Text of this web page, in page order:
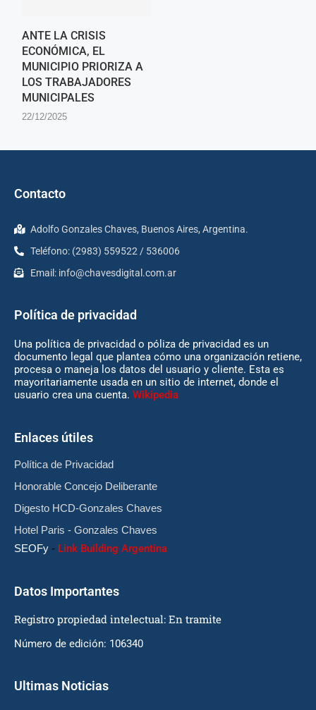
ANTE LA CRISIS
ECONÓMICA, EL
MUNICIPIO PRIORIZA A
LOS TRABAJADORES
MUNICIPALES
22/12/2025
Contacto
Adolfo Gonzales Chaves, Buenos Aires, Argentina.
Teléfono: (2983) 559522 / 536006
Email: info@chavesdigital.com.ar
Política de privacidad
Una política de privacidad o póliza de privacidad es un
documento legal que plantea cómo una organización retiene,
procesa o maneja los datos del usuario y cliente. Esta es
mayoritariamente usada en un sitio de internet, donde el
usuario crea una cuenta. Wikipedia
Enlaces útiles
Política de Privacidad
Honorable Concejo Deliberante
Digesto HCD-Gonzales Chaves
Hotel Paris - Gonzales Chaves
SEOFy - Link Building Argentina
Datos Importantes
Registro propiedad intelectual: En tramite
Número de edición: 106340
Ultimas Noticias